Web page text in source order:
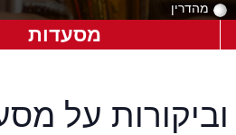
מהדרין
מסעדות
על